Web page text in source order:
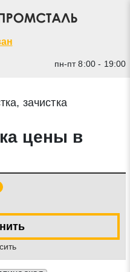
пн-пт 8:00 - 19:00
зачистка
цены в
заявка
mb)
заявку